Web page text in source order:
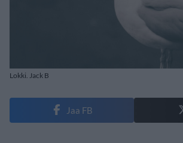
Lokki. Jack B
Jaa FB